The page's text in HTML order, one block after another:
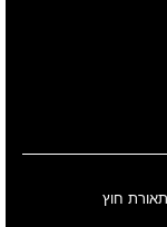
תאורת חוץ